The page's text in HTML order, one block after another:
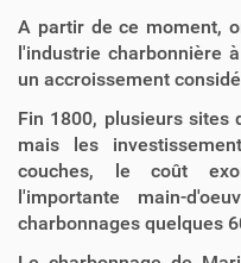
A partir de ce moment,
l'industrie charbonnière
un accroissement
Fin 1800, plusieurs sites
mais les
couches, le coût
l'importante main-
charbonnages quelques